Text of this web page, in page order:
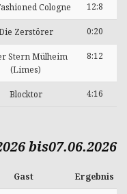
Cologne 12:8
Zerstörer 0:20
Stern Mülheim
(Limes)
8:12
Blocktor 4:16
bis07.06.2026
Gast Ergebnis